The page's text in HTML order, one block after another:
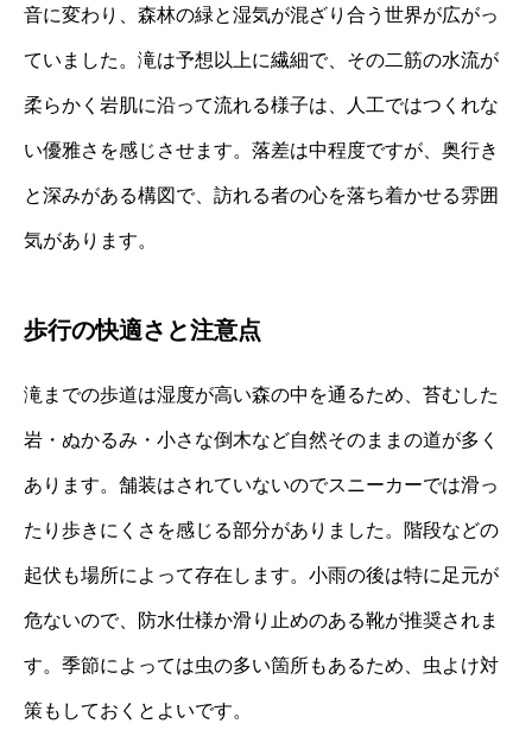
音に変わり、森林の緑と湿気が混ざり合う世界が広がっ
ていました。滝は予想以上に繊細で、その二筋の水流が
柔らかく岩肌に沿って流れる様子は、人工ではつくれな
い優雅さを感じさせます。落差は中程度ですが、奥行き
と深みがある構図で、訪れる者の心を落ち着かせる雰囲
気があります。
歩行の快適さと注意点
滝までの歩道は湿度が高い森の中を通るため、苔むした
岩・ぬかるみ・小さな倒木など自然そのままの道が多く
あります。舗装はされていないのでスニーカーでは滑っ
たり歩きにくさを感じる部分がありました。階段などの
起伏も場所によって存在します。小雨の後は特に足元が
危ないので、防水仕様か滑り止めのある靴が推奨されま
す。季節によっては虫の多い箇所もあるため、虫よけ対
策もしておくとよいです。